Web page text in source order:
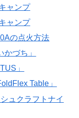
ャンプ
ャンプ
の点火方法
づち」
」
Table」
ュクラフトナイ